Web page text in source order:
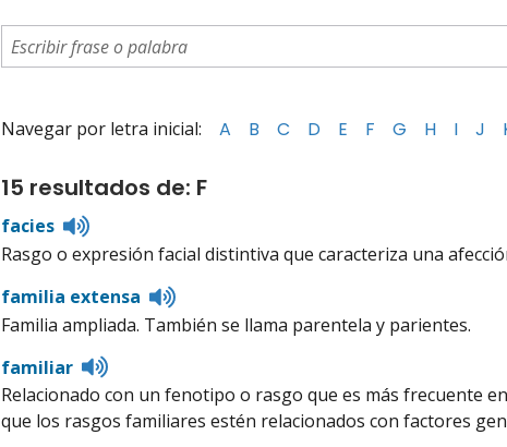
Navegar por letra inicial: A B C D E F G H I J
15 resultados de: F
facies
Listen
pronunciation
Rasgo o expresión facial distintiva que caracteriza una
familia extensa
Listen
to
pronunciation
Familia ampliada. También se llama parentela y parientes.
familiar
Listen
pronunciation
Relacionado con un fenotipo o rasgo que es más frecuente
que los rasgos familiares estén relacionados con factores